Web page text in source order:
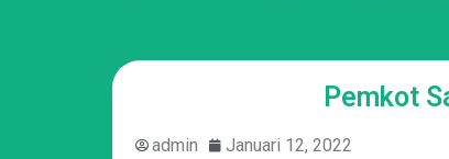
Pemkot
admin Januari 12, 2022